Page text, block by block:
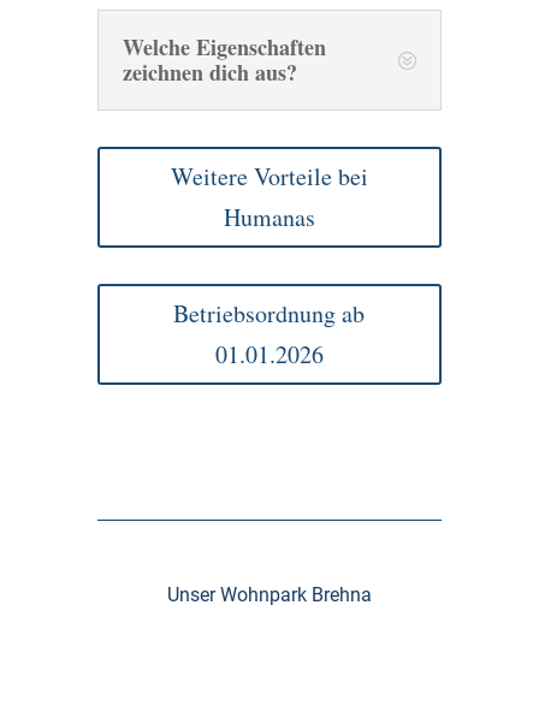
Welche Eigenschaften
zeichnen dich aus?
Weitere Vorteile bei
Humanas
Betriebsordnung ab
01.01.2026
Unser Wohnpark Brehna